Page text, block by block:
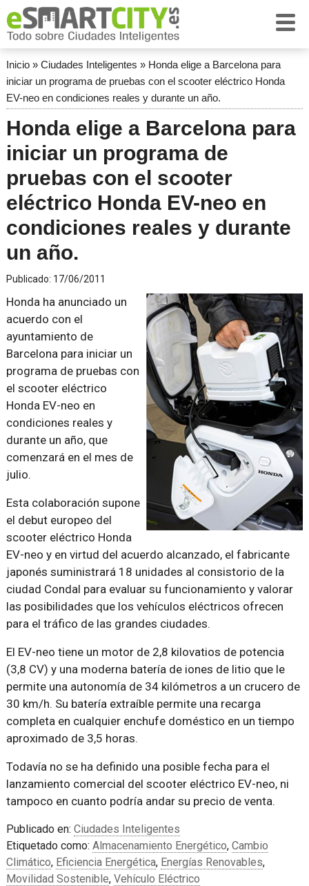
Inicio» Ciudades Inteligentes » Honda elige a Barcelona para
iniciar un programa de pruebas con el scooter eléctrico Honda
EV-neo en condiciones reales y durante un año.
Honda elige a Barcelona para
iniciar un programa de
pruebas con el scooter
eléctrico Honda EV-neo en
condiciones reales y durante
un año.
Publicado: 17/06/2011
Honda ha anunciado un
acuerdo con el
ayuntamiento de
Barcelona para iniciar un
programa de pruebas con
el scooter eléctrico
Honda EV-neo en
condiciones reales y
durante un año, que
comenzará en el mes de
julio.
Esta colaboración supone
el debut europeo del
scooter eléctrico Honda
EV-neo y en virtud del acuerdo alcanzado, el fabricante
japonés suministrará 18 unidades al consistorio de la
ciudad Condal para evaluar su funcionamiento y valorar
las posibilidades que los vehículos eléctricos ofrecen
para el tráfico de las grandes ciudades.
El EV-neo tiene un motor de 2,8 kilovatios de potencia
(3,8 CV) y una moderna batería de iones de litio que le
permite una autonomía de 34 kilómetros a un crucero de
30 km/h. Su batería extraíble permite una recarga
completa en cualquier enchufe doméstico en un tiempo
aproximado de 3,5 horas.
Todavía no se ha definido una posible fecha para el
lanzamiento comercial del scooter eléctrico EV-neo, ni
tampoco en cuanto podría andar su precio de venta.
Publicado en: Ciudades Inteligentes
Etiquetado como: Almacenamiento Energético, Cambio
Climático, Eficiencia Energética, Energías Renovables,
Movilidad Sostenible, Vehículo Eléctrico